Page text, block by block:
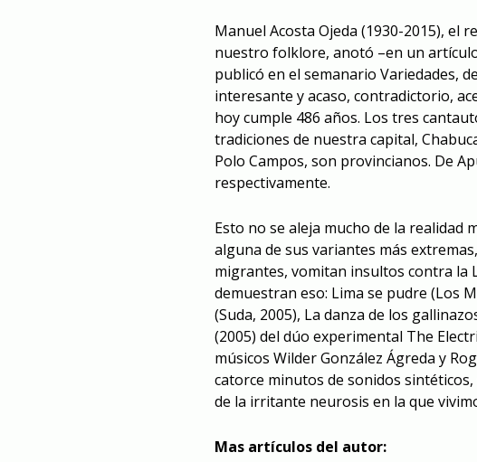
Manuel Acosta Ojeda (1930-2015), el
nuestro folklore, anotó –en un
publicó en el semanario Variedades,
interesante y acaso, contradictorio,
hoy cumple 486 años. Los tres
tradiciones de nuestra capital,
Polo Campos, son provincianos. De
respectivamente.
Esto no se aleja mucho de la realidad
alguna de sus variantes más
migrantes, vomitan insultos contra la
demuestran eso: Lima se pudre (Los
(Suda, 2005), La danza de los
(2005) del dúo experimental The
músicos Wilder González Ágreda y
catorce minutos de sonidos
de la irritante neurosis en la que
Mas artículos del autor: